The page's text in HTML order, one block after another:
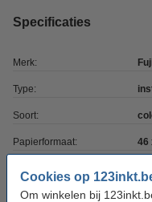
Cookies op
Om winkelen bij
Specificaties
Merk:
Type:
Soort:
Papierformaat: 46
Toplaag: